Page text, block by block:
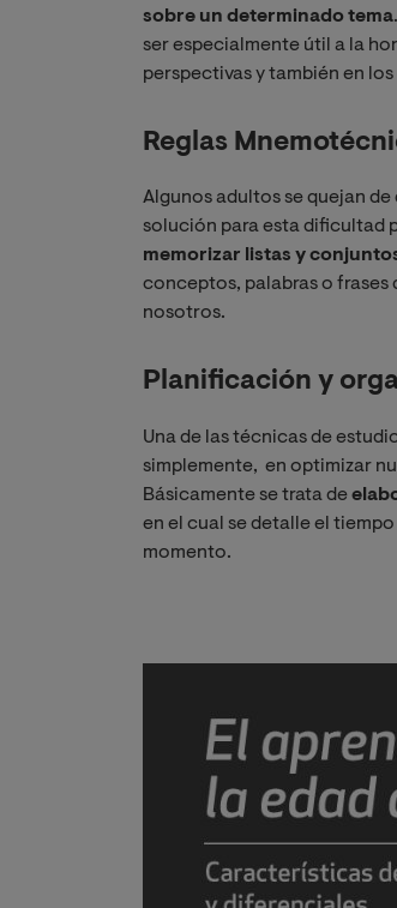
sobre un determinado tema
ser especialmente útil a la
perspectivas y también en los
Reglas
Algunos adultos se quejan
solución para esta dificultad
memorizar listas y
conceptos, palabras o frases
nosotros.
Planificación y
Una de las técnicas de
simplemente, en optimizar
Básicamente se trata de
en el cual se detalle el
momento.